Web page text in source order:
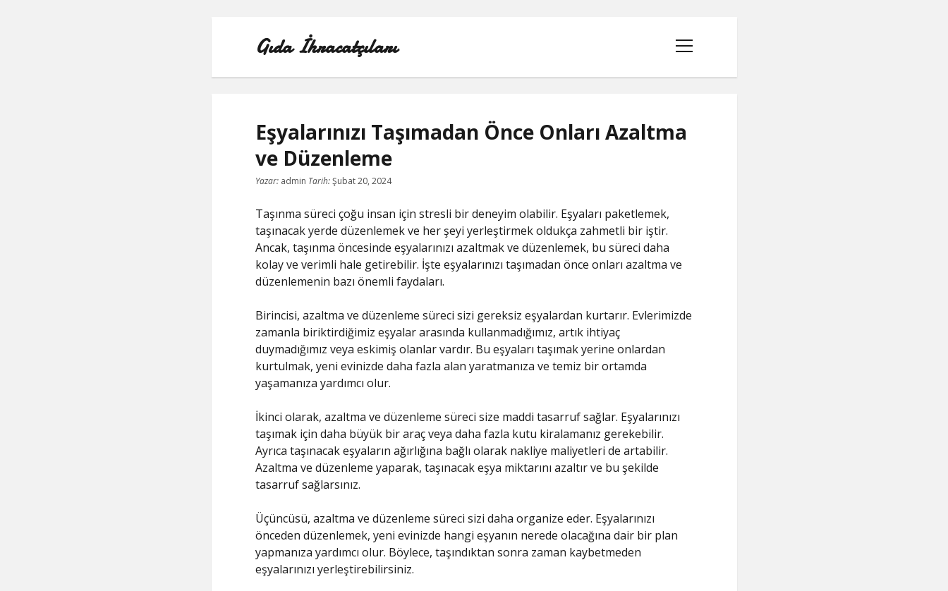
Gıda İhracatçıları
menüyü
aç
BEDAVA ŞIFRESIZ FACEBOOK BEĞENI HILESI
INSTAGRAM BEĞENI HILESI 2021 ÜCRETSIZ
LISTE
RETWEET KASMA ŞIFRESIZ
SAYFA LISTESI
Eşyalarınızı Taşımadan Önce Onları Azaltma
ve Düzenleme
Yazar:admin Tarih:Şubat 20, 2024
Taşınma süreci çoğu insan için stresli bir deneyim olabilir. Eşyaları paketlemek,
taşınacak yerde düzenlemek ve her şeyi yerleştirmek oldukça zahmetli bir iştir.
Ancak, taşınma öncesinde eşyalarınızı azaltmak ve düzenlemek, bu süreci daha
kolay ve verimli hale getirebilir. İşte eşyalarınızı taşımadan önce onları azaltma ve
düzenlemenin bazı önemli faydaları.
Birincisi, azaltma ve düzenleme süreci sizi gereksiz eşyalardan kurtarır. Evlerimizde
zamanla biriktirdiğimiz eşyalar arasında kullanmadığımız, artık ihtiyaç
duymadığımız veya eskimiş olanlar vardır. Bu eşyaları taşımak yerine onlardan
kurtulmak, yeni evinizde daha fazla alan yaratmanıza ve temiz bir ortamda
yaşamanıza yardımcı olur.
İkinci olarak, azaltma ve düzenleme süreci size maddi tasarruf sağlar. Eşyalarınızı
taşımak için daha büyük bir araç veya daha fazla kutu kiralamanız gerekebilir.
Ayrıca taşınacak eşyaların ağırlığına bağlı olarak nakliye maliyetleri de artabilir.
Azaltma ve düzenleme yaparak, taşınacak eşya miktarını azaltır ve bu şekilde
tasarruf sağlarsınız.
Üçüncüsü, azaltma ve düzenleme süreci sizi daha organize eder. Eşyalarınızı
önceden düzenlemek, yeni evinizde hangi eşyanın nerede olacağına dair bir plan
yapmanıza yardımcı olur. Böylece, taşındıktan sonra zaman kaybetmeden
eşyalarınızı yerleştirebilirsiniz.